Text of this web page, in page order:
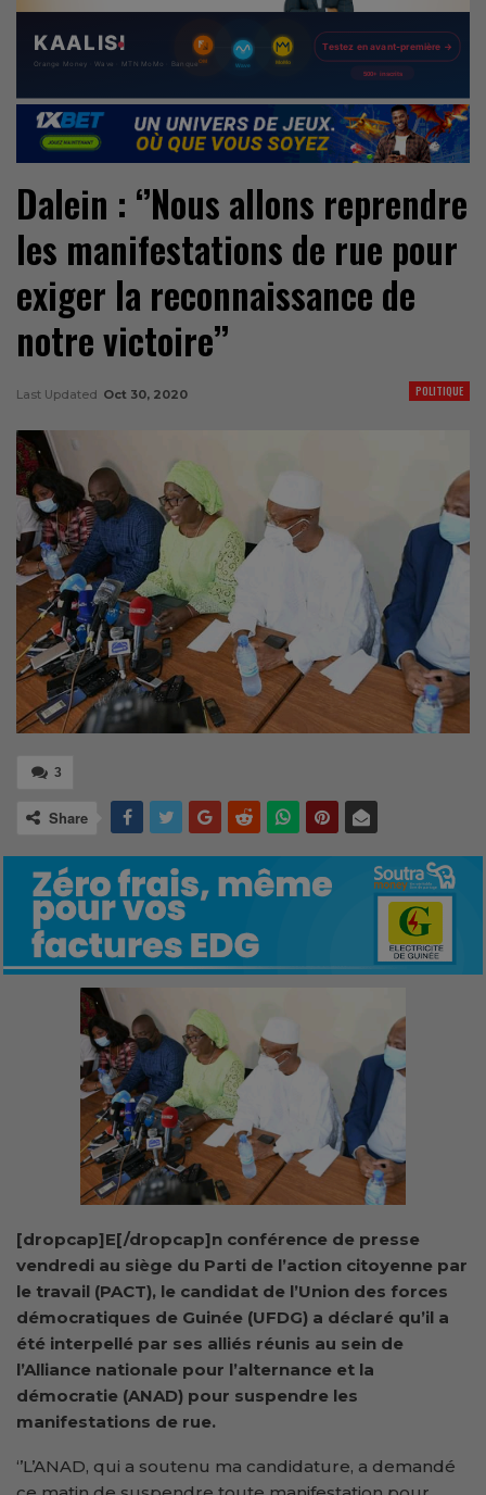
Dalein : ‘’Nous allons reprendre
les manifestations de rue pour
exiger la reconnaissance de
notre victoire’’
POLITIQUE
Last Updated Oct 30, 2020
3
Share
[dropcap]E[/dropcap]n conférence de presse
vendredi au siège du Parti de l’action citoyenne par
le travail (PACT), le candidat de l’Union des forces
démocratiques de Guinée (UFDG) a déclaré qu’il a
été interpellé par ses alliés réunis au sein de
l’Alliance nationale pour l’alternance et la
démocratie (ANAD) pour suspendre les
manifestations de rue.
‘’L’ANAD, qui a soutenu ma candidature, a demandé